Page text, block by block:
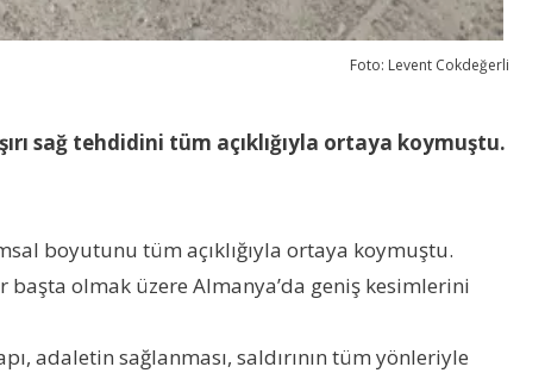
Foto: Levent Cokdeğerli
sağ tehdidini tüm açıklığıyla ortaya koymuştu.
boyutunu tüm açıklığıyla ortaya koymuştu.
başta olmak üzere Almanya’da geniş kesimlerini
adaletin sağlanması, saldırının tüm yönleriyle